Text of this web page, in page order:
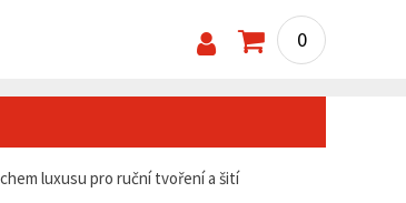
0
luxusu pro ruční tvoření a šití